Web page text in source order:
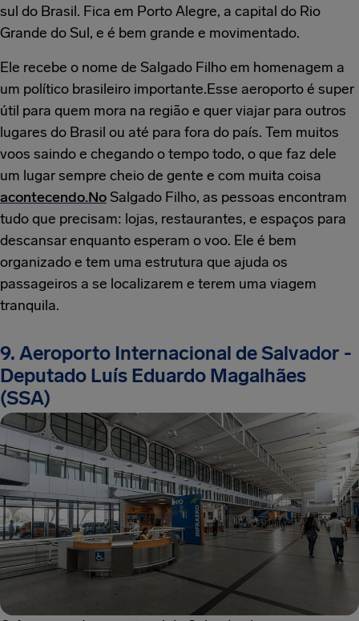
sul do Brasil. Fica em Porto Alegre, a capital do Rio
Grande do Sul, e é bem grande e movimentado.
Ele recebe o nome de Salgado Filho em homenagem a
um político brasileiro importante.Esse aeroporto é super
útil para quem mora na região e quer viajar para outros
lugares do Brasil ou até para fora do país. Tem muitos
voos saindo e chegando o tempo todo, o que faz dele
um lugar sempre cheio de gente e com muita coisa
acontecendo.NoSalgado Filho, as pessoas encontram
tudo que precisam: lojas, restaurantes, e espaços para
descansar enquanto esperam o voo. Ele é bem
organizado e tem uma estrutura que ajuda os
passageiros a se localizarem e terem uma viagem
tranquila.
9. Aeroporto Internacional de Salvador -
Deputado Luís Eduardo Magalhães
(SSA)